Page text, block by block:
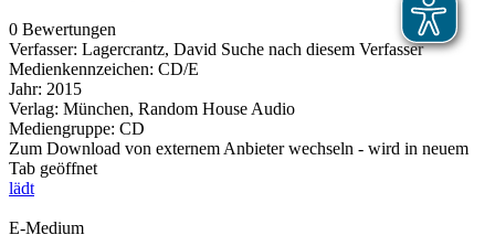
0 Bewertungen
Verfasser: Lagercrantz, David Suche nach diesem Verfasser
Medienkennzeichen: CD/E
Jahr: 2015
Verlag: München, Random House Audio
Mediengruppe: CD
Zum Download von externem Anbieter wechseln - wird in neuem
Tab geöffnet
lädt
E-Medium